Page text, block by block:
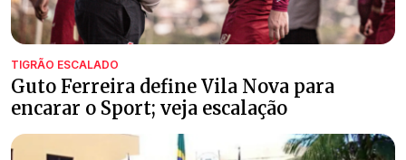
TIGRÃO ESCALADO
Guto Ferreira define Vila Nova para
encarar o Sport; veja escalação